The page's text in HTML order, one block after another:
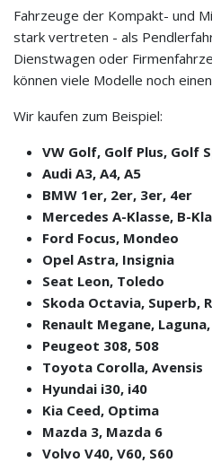
Fahrzeuge der Kompakt- und
stark vertreten - als
Dienstwagen oder
können viele Modelle noch
Wir kaufen zum Beispiel:
VW Golf, Golf Plus, Golf
Audi A3, A4, A5
BMW 1er, 2er, 3er, 4er
Mercedes A-Klasse, B-
Ford Focus, Mondeo
Opel Astra, Insignia
Seat Leon, Toledo
Skoda Octavia, Superb,
Renault Megane,
Peugeot 308, 508
Toyota Corolla, Avensis
Hyundai i30, i40
Kia Ceed, Optima
Mazda 3, Mazda 6
Volvo V40, V60, S60